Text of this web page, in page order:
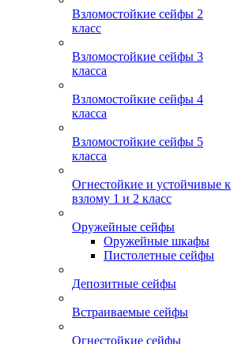
Взломостойкие сейфы 2
класс
Взломостойкие сейфы 3
класса
Взломостойкие сейфы 4
класса
Взломостойкие сейфы 5
класса
Огнестойкие и устойчивые к
взлому 1 и 2 класс
Оружейные сейфы
Оружейные шкафы
Пистолетные сейфы
Депозитные сейфы
Встраиваемые сейфы
Огнестойкие сейфы